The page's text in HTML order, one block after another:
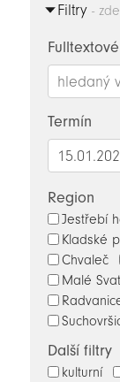
Filtry-
Termín
Region
Jestřebí
Kladské
Chvaleč
Malé
Další filtry
kulturní